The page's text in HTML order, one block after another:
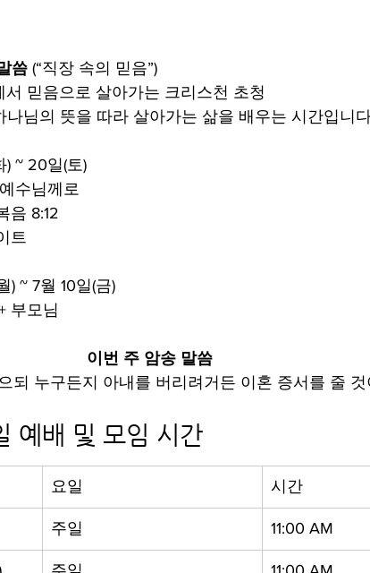
씀 (“직장 속의 믿음”)
서 믿음으로 살아가는 크리스천 초청
나님의 뜻을 따라 살아가는 삶을 배우는 시간입니
) ~ 20일(토)
수님께로
음 8:12
트
) ~ 7월 10일(금)
부모님
이번 주 암송 말씀
되 누구든지 아내를 버리려거든 이혼 증서를 줄
예배 및 모임 시간
요일 시간
주일 11:00 AM